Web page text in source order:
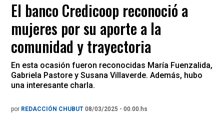
El banco Credicoop reconoció a
mujeres por su aporte a la
comunidad y trayectoria
En esta ocasión fueron reconocidas María Fuenzalida,
Gabriela Pastore y Susana Villaverde. Además, hubo
una interesante charla.
por REDACCIÓN CHUBUT 08/03/2025 - 00.00.hs